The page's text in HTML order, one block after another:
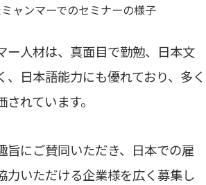
ャンマーでのセミナーの様子
ー人材は、真面目で勤勉、日本文
日本語能力にも優れており、多く
れています。
旨にご賛同いただき、日本での雇
力いただける企業様を広く募集し